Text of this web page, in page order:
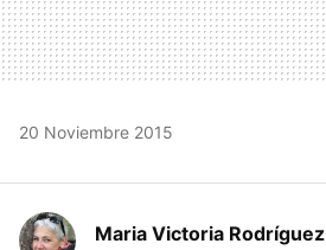
20 Noviembre 2015
Maria Victoria Rodríguez